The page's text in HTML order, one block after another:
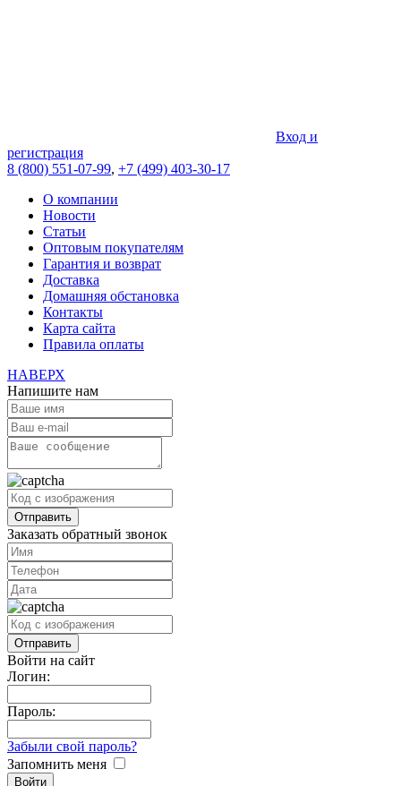
Вход и
регистрация
8 (800) 551-07-99, +7 (499) 403-30-17
О компании
Новости
Статьи
Оптовым покупателям
Гарантия и возврат
Доставка
Домашняя обстановка
Контакты
Карта сайта
Правила оплаты
НАВЕРХ
Напишите нам
Заказать обратный звонок
Войти на сайт
Логин:
Пароль:
Забыли свой пароль?
Запомнить меня